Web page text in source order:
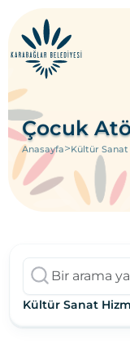
Çocuk
Anasayfa>Kültür
Kültür Sanat